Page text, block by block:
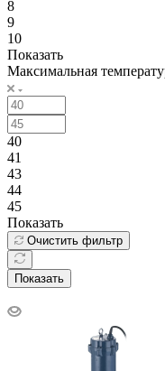
8
9
10
Показать
Максимальная
40
41
43
44
45
Показать
Очистить фильтр
Показать